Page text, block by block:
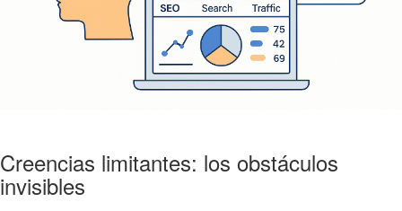
Creencias limitantes: los obstáculos
invisibles